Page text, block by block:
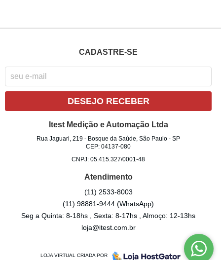
CADASTRE-SE
DESEJO RECEBER
Itest Medição e Automação Ltda
Rua Jaguari, 219 - Bosque da Saúde, São Paulo -SP
CEP: 04137-080
CNPJ: 05.415.327/0001-48
Atendimento
(11) 2533-8003
(11) 98881-9444(WhatsApp)
Seg a Quinta: 8-18hs , Sexta: 8-17hs , Almoço: 12-13hs
loja@itest.com.br
LOJA VIRTUAL CRIADA POR